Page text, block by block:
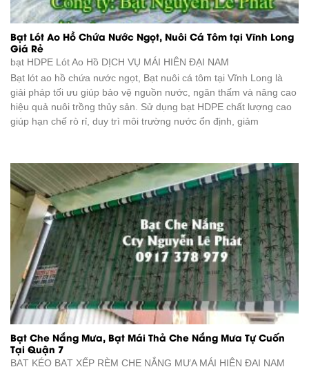
Bạt Lót Ao Hồ Chứa Nước Ngọt, Nuôi Cá Tôm tại Vĩnh Long
Giá Rẻ
bạt HDPE Lót Ao Hồ DỊCH VỤ MÁI HIÊN ĐẠI NAM
Bạt lót ao hồ chứa nước ngọt, Bạt nuôi cá tôm tại Vĩnh Long là
giải pháp tối ưu giúp bảo vệ nguồn nước, ngăn thấm và nâng cao
hiệu quả nuôi trồng thủy sản. Sử dụng bạt HDPE chất lượng cao
giúp hạn chế rò rỉ, duy trì môi trường nước ổn định, giảm
Bạt Che Nắng Mưa, Bạt Mái Thả Che Nắng Mưa Tự Cuốn
Tại Quận 7
BẠT KÉO BẠT XẾP RÈM CHE NẮNG MƯA MÁI HIÊN ĐẠI NAM